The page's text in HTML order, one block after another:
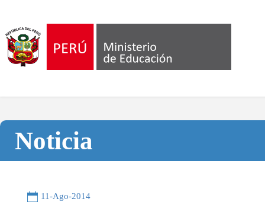
Noticia
11-Ago-2014